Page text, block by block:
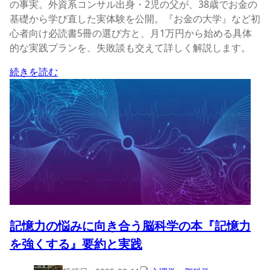
の事実。外資系コンサル出身・2児の父が、38歳でお金の
基礎から学び直した実体験を公開。『お金の大学』など初
心者向け必読書5冊の選び方と、月1万円から始める具体
的な実践プランを、失敗談も交えて詳しく解説します。
続きを読む
記憶力の悩みに向き合う脳科学の本『記憶力
を強くする』要約と実践